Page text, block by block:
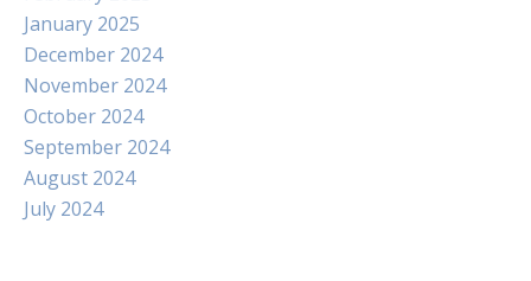
January 2025
December 2024
November 2024
October 2024
September 2024
August 2024
July 2024